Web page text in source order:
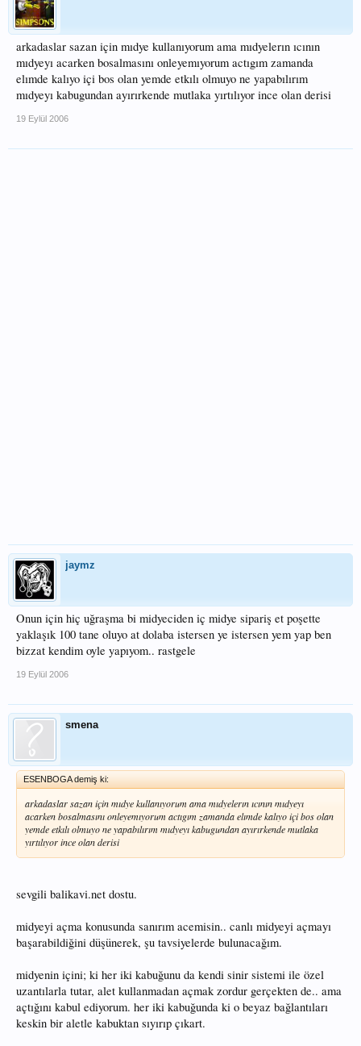
arkadaslar sazan için mıdye kullanıyorum ama mıdyelerın ıcının
mıdyeyı acarken bosalmasını onleyemıyorum actıgım zamanda
elımde kalıyo içi bos olan yemde etkılı olmuyo ne yapabılırım
mıdyeyı kabugundan ayırırkende mutlaka yırtılıyor ince olan derisi
19 Eylül 2006
jaymz
Onun için hiç uğraşma bi midyeciden iç midye sipariş et poşette
yaklaşık 100 tane oluyo at dolaba istersen ye istersen yem yap ben
bizzat kendim oyle yapıyom.. rastgele
19 Eylül 2006
smena
ESENBOGA demiş ki:
arkadaslar sazan için mıdye kullanıyorum ama mıdyelerın ıcının mıdyeyı
acarken bosalmasını onleyemıyorum actıgım zamanda elımde kalıyo içi bos olan
yemde etkılı olmuyo ne yapabılırım mıdyeyı kabugundan ayırırkende mutlaka
yırtılıyor ince olan derisi
sevgili balikavi.net dostu.
midyeyi açma konusunda sanırım acemisin.. canlı midyeyi açmayı
başarabildiğini düşünerek, şu tavsiyelerde bulunacağım.
midyenin içini; ki her iki kabuğunu da kendi sinir sistemi ile özel
uzantılarla tutar, alet kullanmadan açmak zordur gerçekten de.. ama
açtığını kabul ediyorum. her iki kabuğunda ki o beyaz bağlantıları
keskin bir aletle kabuktan sıyırıp çıkart.